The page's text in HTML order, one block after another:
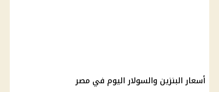
أسعار البنزين والسولار اليوم في مصر